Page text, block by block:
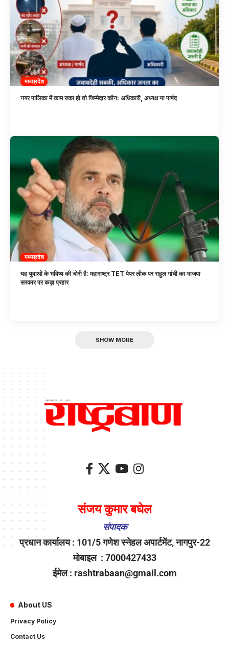
मध्यप्रदेश
नगर पालिका में काम रुका हो तो जिम्मेदार कौन: अधिकारी, अध्यक्ष या पार्षद
मध्यप्रदेश
यह युवाओं के भविष्य की चोरी है: महाराष्ट्र TET पेपर लीक पर राहुल गांधी का भाजपा
सरकार पर कड़ा प्रहार
SHOW MORE
संजय कुमार बघेल
संपादक
प्रधान कार्यालय : 101/5 गणेश स्नेहल अपार्टमेंट, नागपुर-22
मोबाइल : 7000427433
ईमेल : rashtrabaan@gmail.com
About US
Privacy Policy
Contact Us